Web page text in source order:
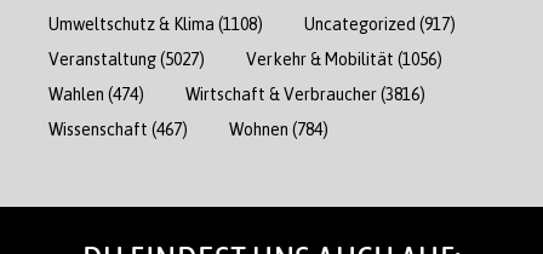
Umweltschutz & Klima (1108) Uncategorized (917)
Veranstaltung(5027) Verkehr & Mobilität (1056)
Wahlen (474) Wirtschaft & Verbraucher(3816)
Wissenschaft (467) Wohnen (784)